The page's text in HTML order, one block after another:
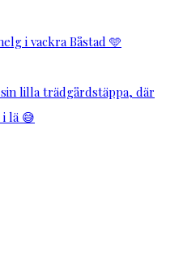
i vackra Båstad 🩵
lilla trädgårdstäppa, där
lä 😅